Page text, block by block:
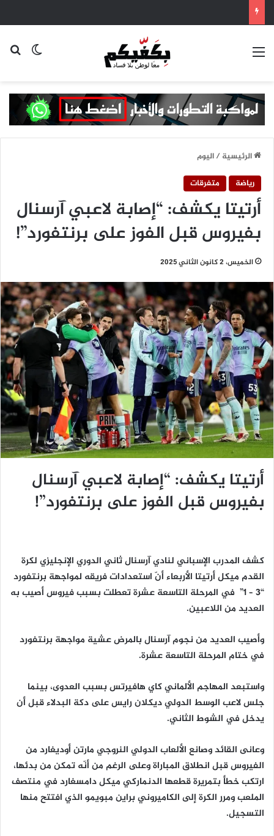
القائمة
الرئيسية/اليوم
رياضة
متفرقات
أرتيتا يكشف: “إصابة لاعبي آرسنال
بفيروس قبل الفوز على برنتفورد”!
الخميس، 2 كانون الثاني 2025
أرتيتا يكشف: “إصابة لاعبي آرسنال
بفيروس قبل الفوز على برنتفورد”!
كشف المدرب الإسباني لنادي آرسنال ثاني الدوري الإنجليزي لكرة
القدم ميكل أرتيتا الأربعاء أنّ استعدادات فريقه لمواجهة برنتفورد
“3 – 1” في المرحلة التاسعة عشرة تعطلت بسبب فيروس أصيب به
العديد من اللاعبين.
وأصيب العديد من نجوم آرسنال بالمرض عشية مواجهة برنتفورد
في ختام المرحلة التاسعة عشرة.
واستبعد المهاجم الألماني كاي هافيرتس بسبب العدوى، بينما
جلس لاعب الوسط الدولي ديكلان رايس على دكة البدلاء قبل أن
يدخل في الشوط الثاني.
وعانى القائد وصانع الألعاب الدولي النروجي مارتن أوديغارد من
الفيروس قبل انطلاق المباراة وعلى الرغم من أنّه تمكن من بدئها،
ارتكب خطأ بتمريرة قطعها الدنماركي ميكل دامسغارد في منتصف
الملعب ومرر الكرة إلى الكاميروني براين مبويمو الذي افتتح منها
التسجيل.